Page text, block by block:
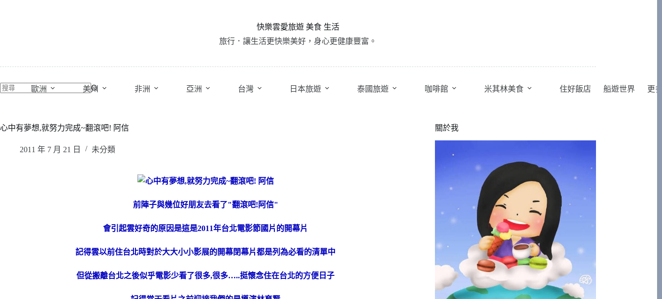
容
快樂雲愛旅遊 美食 生活
旅行．讓生活更快樂美好，身心更健康豐富。
歐洲 美州 非洲 亞洲 台灣 日本旅遊 泰國旅遊 咖啡館 米其林美食 住好飯店 船遊世界 更
心中有夢想,就努力完成~翻滾吧! 阿信
2011 年 7 月 21 日 未分類
前陣子與幾位好朋友去看了"翻滾吧!阿信"
會引起雲好奇的原因是這是2011年台北電影節國片的開幕片
記得雲以前住台北時對於大大小小影展的開幕閉幕片都是列為必看的清單中
但從搬離台北之後似乎電影少看了很多,很多…..挺懷念住在台北的方便日子
關於我